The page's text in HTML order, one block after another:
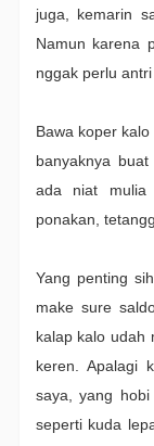
juga, kemarin
Namun karena
nggak perlu
Bawa koper
banyaknya
ada niat mulia
ponakan,
Yang penting
make sure
kalap kalo udah
keren. Apalagi
saya, yang
seperti kuda